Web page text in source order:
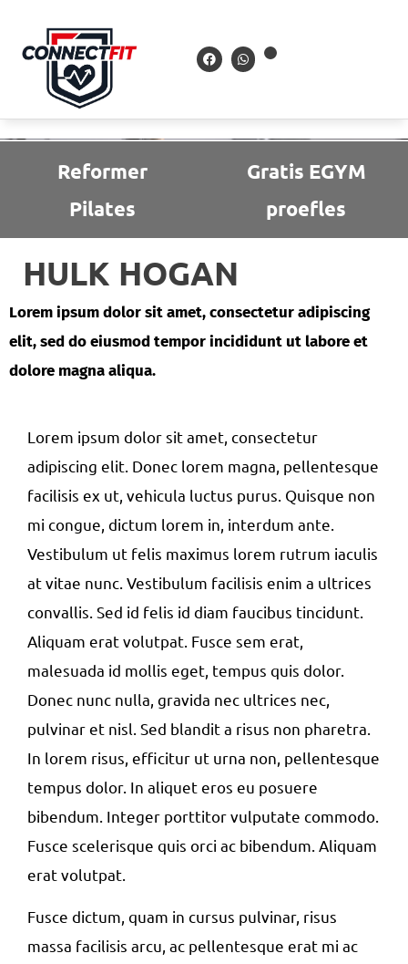
Reformer
Pilates
Gratis EGYM
proefles
HULK HOGAN
Lorem ipsum dolor sit amet, consectetur adipiscing
elit, sed do eiusmod tempor incididunt ut labore et
dolore magna aliqua.
Lorem ipsum dolor sit amet, consectetur
adipiscing elit. Donec lorem magna, pellentesque
facilisis ex ut, vehicula luctus purus. Quisque non
mi congue, dictum lorem in, interdum ante.
Vestibulum ut felis maximus lorem rutrum iaculis
at vitae nunc. Vestibulum facilisis enim a ultrices
convallis. Sed id felis id diam faucibus tincidunt.
Aliquam erat volutpat. Fusce sem erat,
malesuada id mollis eget, tempus quis dolor.
Donec nunc nulla, gravida nec ultrices nec,
pulvinar et nisl. Sed blandit a risus non pharetra.
In lorem risus, efficitur ut urna non, pellentesque
tempus dolor. In aliquet eros eu posuere
bibendum. Integer porttitor vulputate commodo.
Fusce scelerisque quis orci ac bibendum. Aliquam
erat volutpat.
Fusce dictum, quam in cursus pulvinar, risus
massa facilisis arcu, ac pellentesque erat mi ac